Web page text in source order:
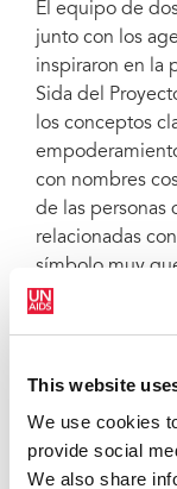
This website
We use cookies
provide social
We also share
El equipo de
junto con los
inspiraron en la
Sida del
los conceptos
con nombres
de las personas
relacionadas
símbolo muy
recordar a sus
trayectoria
cultura de